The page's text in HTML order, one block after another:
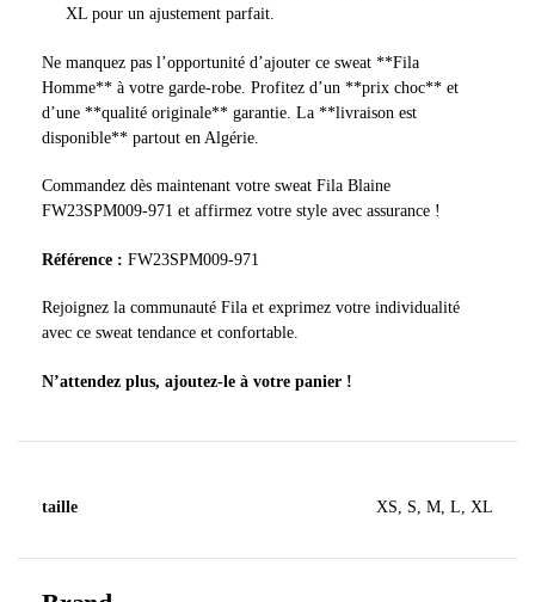
XL pour un ajustement parfait.
Ne manquez pas l’opportunité d’ajouter ce sweat **Fila
Homme** à votre garde-robe. Profitez d’un **prix choc** et
d’une **qualité originale** garantie. La **livraison est
disponible** partout en Algérie.
Commandez dès maintenant votre sweat Fila Blaine
FW23SPM009-971 et affirmez votre style avec assurance !
Référence : FW23SPM009-971
Rejoignez la communauté Fila et exprimez votre individualité
avec ce sweat tendance et confortable.
N’attendez plus, ajoutez-le à votre panier !
taille XS, S, M, L, XL